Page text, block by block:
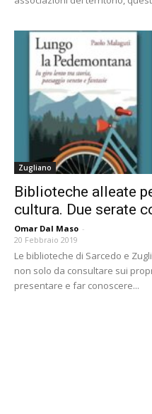
Zugliano
Biblioteche alleate
cultura. Due serate
Omar Dal Maso -
20 Febbraio 2019
Le biblioteche di Sarcedo e
non solo da consultare sui
presentare e far conoscere...